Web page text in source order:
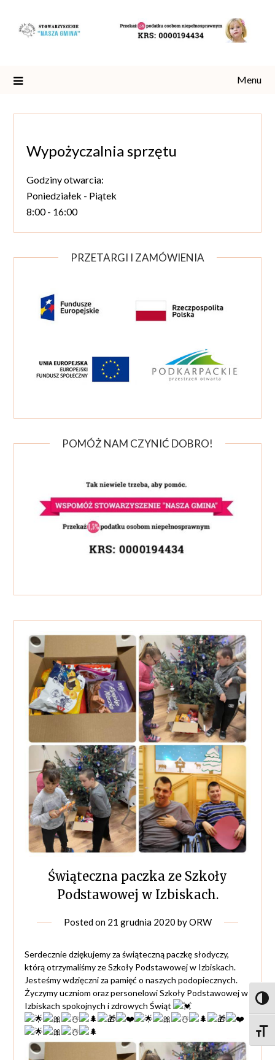
content
Menu
Wypożyczalnia sprzętu
Godziny otwarcia:
Poniedziałek - Piątek
8:00 - 16:00
PRZETARGI I ZAMÓWIENIA
POMÓŻ NAM CZYNIĆ DOBRO!
Świąteczna paczka ze Szkoły
Podstawowej w Izbiskach.
Posted on 21 grudnia 2020 byORW
Serdecznie dziękujemy za świąteczną paczkę słodyczy,
którą otrzymaliśmy ze Szkoły Podstawowej w Izbiskach.
Jesteśmy wdzięczni za pamięć o naszych podopiecznych.
Życzymy uczniom oraz personelowi Szkoły Podstawowej w
Izbiskach spokojnych i zdrowych Świąt